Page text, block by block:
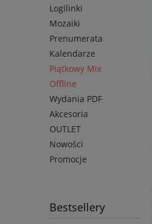
Logilinki
Mozaiki
Prenumerata
Kalendarze
Piątkowy Mix
Offline
Wydania PDF
Akcesoria
OUTLET
Nowości
Promocje
Bestsellery